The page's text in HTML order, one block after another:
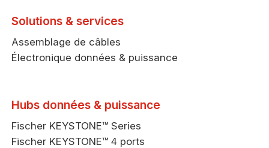
Solutions & services
Assemblage de câbles
Électronique données & puissance
Hubs données & puissance
Fischer KEYSTONE™ Series
Fischer KEYSTONE™ 4 ports